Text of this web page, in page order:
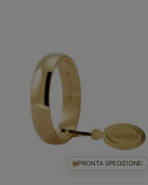
PRONTA SPEDIZIONE!